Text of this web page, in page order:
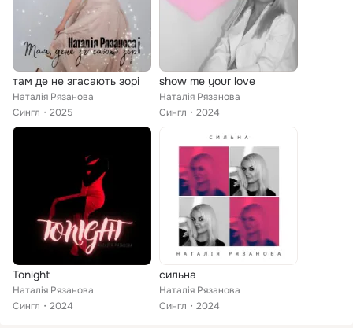
там де не згасають зорі
Наталія Рязанова
Сингл
2025
show me your love
Наталія Рязанова
Сингл
2024
Tonight
Наталія Рязанова
Сингл
2024
сильна
Наталія Рязанова
Сингл
2024